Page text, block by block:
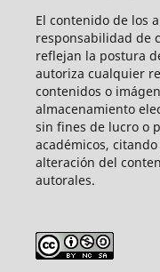
El contenido de los
responsabilidad de
reflejan la postura
autoriza cualquier
contenidos o
almacenamiento
sin fines de lucro o
académicos,
alteración del
autorales.